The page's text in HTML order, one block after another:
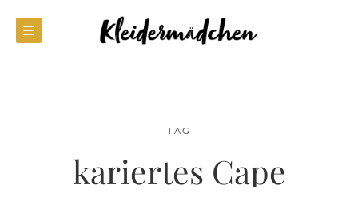
TAG
kariertes Cape